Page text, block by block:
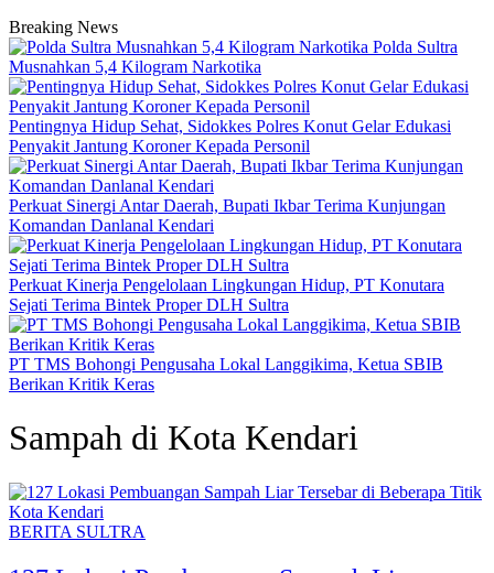
Breaking News
Polda Sultra
Musnahkan 5,4 Kilogram Narkotika
Pentingnya Hidup Sehat, Sidokkes Polres Konut Gelar Edukasi
Penyakit Jantung Koroner Kepada Personil
Perkuat Sinergi Antar Daerah, Bupati Ikbar Terima Kunjungan
Komandan Danlanal Kendari
Perkuat Kinerja Pengelolaan Lingkungan Hidup, PT Konutara
Sejati Terima Bintek Proper DLH Sultra
PT TMS Bohongi Pengusaha Lokal Langgikima, Ketua SBIB
Berikan Kritik Keras
Sampah di Kota Kendari
BERITA SULTRA